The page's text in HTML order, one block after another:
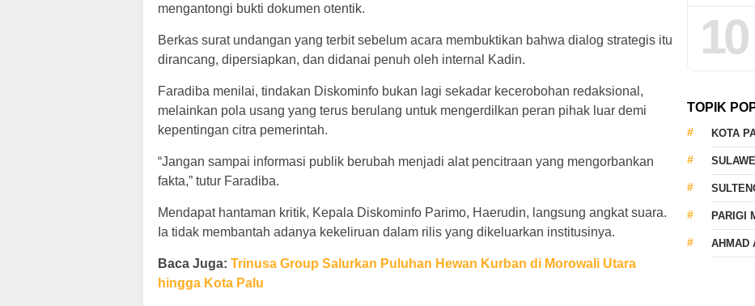
mengantongi bukti dokumen otentik.
Berkas surat undangan yang terbit sebelum acara membuktikan bahwa dialog strategis itu
dirancang, dipersiapkan, dan didanai penuh oleh internal Kadin.
Faradiba menilai, tindakan Diskominfo bukan lagi sekadar kecerobohan redaksional,
melainkan pola usang yang terus berulang untuk mengerdilkan peran pihak luar demi
kepentingan citra pemerintah.
“Jangan sampai informasi publik berubah menjadi alat pencitraan yang mengorbankan
fakta,” tutur Faradiba.
Mendapat hantaman kritik, Kepala Diskominfo Parimo, Haerudin, langsung angkat suara.
Ia tidak membantah adanya kekeliruan dalam rilis yang dikeluarkan institusinya.
Baca Juga: Trinusa Group Salurkan Puluhan Hewan Kurban di Morowali Utara
hingga Kota Palu
10
TOPIK
KOTA
PARIGI
AHMAD